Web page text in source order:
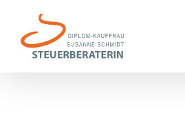
springen